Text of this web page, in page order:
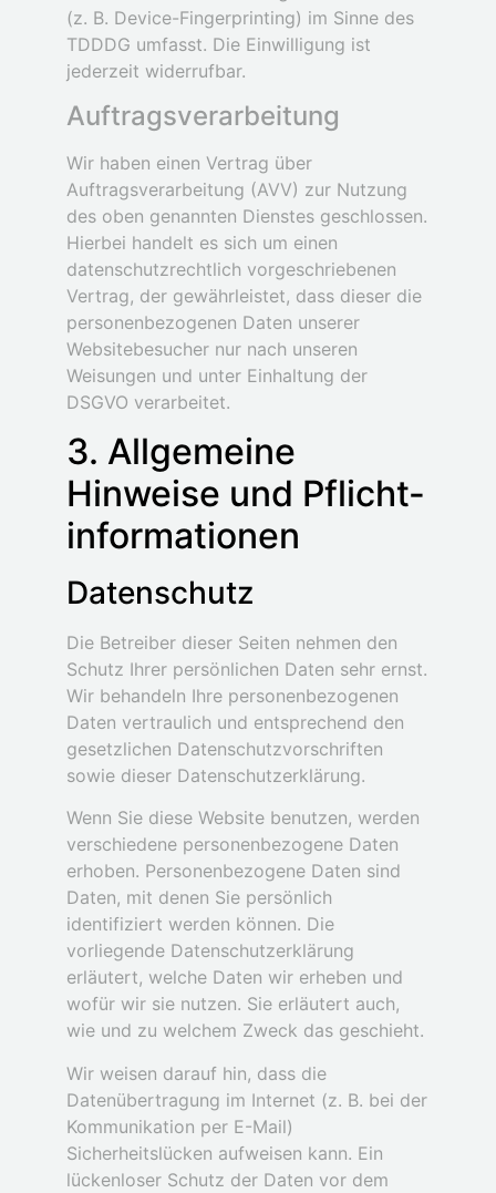
(z. B. Device-Fingerprinting) im Sinne des
TDDDG umfasst. Die Einwilligung ist
jederzeit widerrufbar.
Auftragsverarbeitung
Wir haben einen Vertrag über
Auftragsverarbeitung (AVV) zur Nutzung
des oben genannten Dienstes geschlossen.
Hierbei handelt es sich um einen
datenschutzrechtlich vorgeschriebenen
Vertrag, der gewährleistet, dass dieser die
personenbezogenen Daten unserer
Websitebesucher nur nach unseren
Weisungen und unter Einhaltung der
DSGVO verarbeitet.
3. Allgemeine
Hinweise und Pflicht­
informationen
Datenschutz
Die Betreiber dieser Seiten nehmen den
Schutz Ihrer persönlichen Daten sehr ernst.
Wir behandeln Ihre personenbezogenen
Daten vertraulich und entsprechend den
gesetzlichen Datenschutzvorschriften
sowie dieser Datenschutzerklärung.
Wenn Sie diese Website benutzen, werden
verschiedene personenbezogene Daten
erhoben. Personenbezogene Daten sind
Daten, mit denen Sie persönlich
identifiziert werden können. Die
vorliegende Datenschutzerklärung
erläutert, welche Daten wir erheben und
wofür wir sie nutzen. Sie erläutert auch,
wie und zu welchem Zweck das geschieht.
Wir weisen darauf hin, dass die
Datenübertragung im Internet (z. B. bei der
Kommunikation per E-Mail)
Sicherheitslücken aufweisen kann. Ein
lückenloser Schutz der Daten vor dem